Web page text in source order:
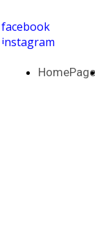
facebook
instagram
HomePage